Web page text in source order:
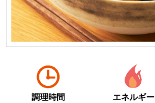
調理時間 エネルギー